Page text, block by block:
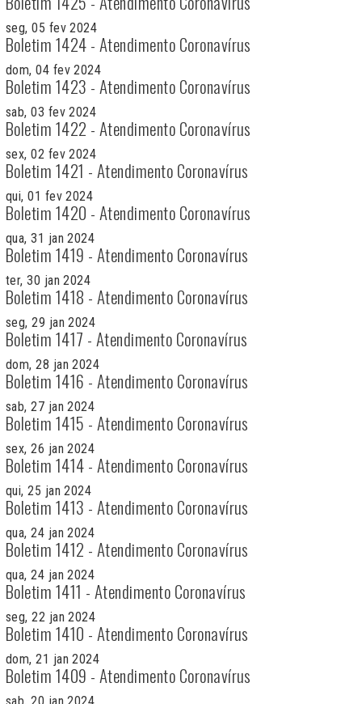
seg, 05 fev 2024
Boletim 1424 - Atendimento Coronavírus
dom, 04 fev 2024
Boletim 1423 - Atendimento Coronavírus
sab, 03 fev 2024
Boletim 1422 - Atendimento Coronavírus
sex, 02 fev 2024
Boletim 1421 - Atendimento Coronavírus
qui, 01 fev 2024
Boletim 1420 - Atendimento Coronavírus
qua, 31 jan 2024
Boletim 1419 - Atendimento Coronavírus
ter, 30 jan 2024
Boletim 1418 - Atendimento Coronavírus
seg, 29 jan 2024
Boletim 1417 - Atendimento Coronavírus
dom, 28 jan 2024
Boletim 1416 - Atendimento Coronavírus
sab, 27 jan 2024
Boletim 1415 - Atendimento Coronavírus
sex, 26 jan 2024
Boletim 1414 - Atendimento Coronavírus
qui, 25 jan 2024
Boletim 1413 - Atendimento Coronavírus
qua, 24 jan 2024
Boletim 1412 - Atendimento Coronavírus
qua, 24 jan 2024
Boletim 1411 - Atendimento Coronavírus
seg, 22 jan 2024
Boletim 1410 - Atendimento Coronavírus
dom, 21 jan 2024
Boletim 1409 - Atendimento Coronavírus
sab, 20 jan 2024